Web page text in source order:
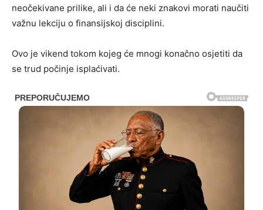
neočekivane prilike, ali i da će neki znakovi morati naučiti
važnu lekciju o finansijskoj disciplini.
Ovo je vikend tokom kojeg će mnogi konačno osjetiti da
se trud počinje isplaćivati.